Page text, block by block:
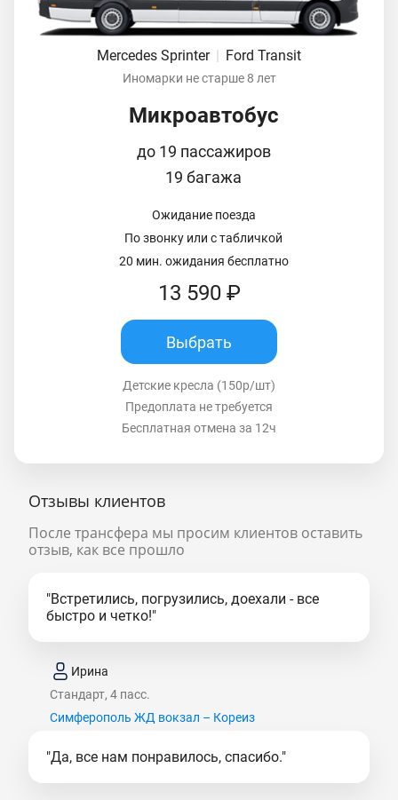
Mercedes Sprinter | Ford Transit
Иномарки не старше 8 лет
Микроавтобус
до 19 пассажиров
19 багажа
Ожидание поезда
По звонку или с табличкой
20 мин. ожидания бесплатно
13 590 ₽
Выбрать
Детские кресла (150р/шт)
Предоплата не требуется
Бесплатная отмена за 12ч
Отзывы клиентов
После трансфера мы просим клиентов оставить
отзыв, как все прошло
"Встретились, погрузились, доехали - все
быстро и четко!"
Ирина
Стандарт, 4 пасс.
Симферополь ЖД вокзал – Кореиз
"Да, все нам понравилось, спасибо."